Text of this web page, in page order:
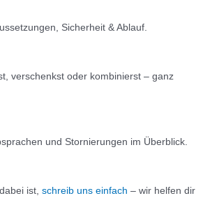
Sicherheit & Ablauf.
verschenkst oder kombinierst – ganz
und Stornierungen im Überblick.
ist, schreib uns einfach – wir helfen dir